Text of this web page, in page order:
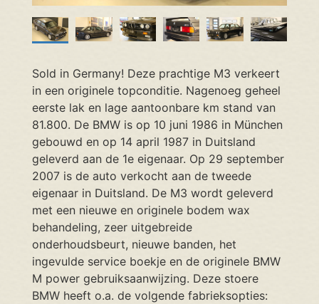
Sold in Germany! Deze prachtige M3 verkeert
in een originele topconditie. Nagenoeg geheel
eerste lak en lage aantoonbare km stand van
81.800. De BMW is op 10 juni 1986 in München
gebouwd en op 14 april 1987 in Duitsland
geleverd aan de 1e eigenaar. Op 29 september
2007 is de auto verkocht aan de tweede
eigenaar in Duitsland. De M3 wordt geleverd
met een nieuwe en originele bodem wax
behandeling, zeer uitgebreide
onderhoudsbeurt, nieuwe banden, het
ingevulde service boekje en de originele BMW
M power gebruiksaanwijzing. Deze stoere
BMW heeft o.a. de volgende fabrieksopties: